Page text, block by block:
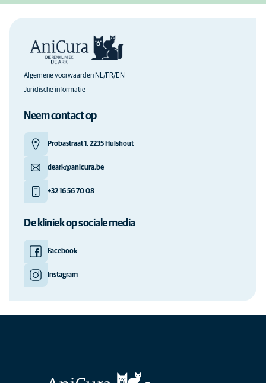
Algemene voorwaarden NL/FR/EN
Juridische informatie
Neem contact op
Probastraat 1, 2235 Hulshout
deark@anicura.be
+32 16 56 70 08
De kliniek op sociale media
Facebook
Instagram